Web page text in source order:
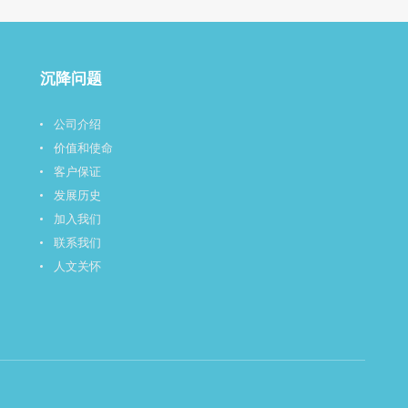
沉降问题
公司介绍
价值和使命
客户保证
发展历史
加入我们
联系我们
人文关怀